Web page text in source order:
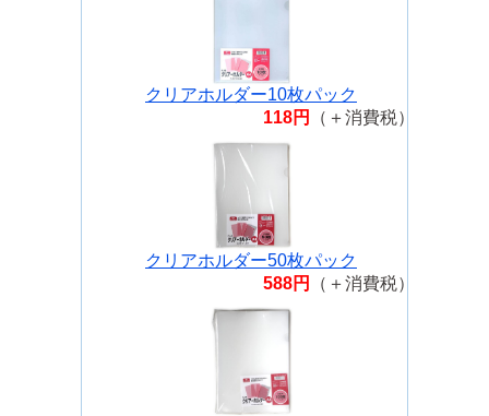
クリアホルダー10枚パック
118円
（＋消費税）
クリアホルダー50枚パック
588円
（＋消費税）